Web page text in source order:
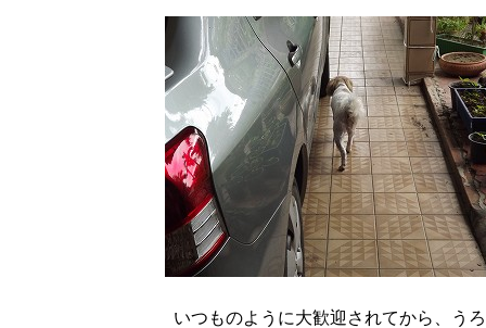
いつものように大歓迎されてから、う